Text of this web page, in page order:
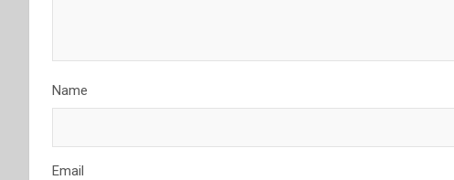
Name
Email